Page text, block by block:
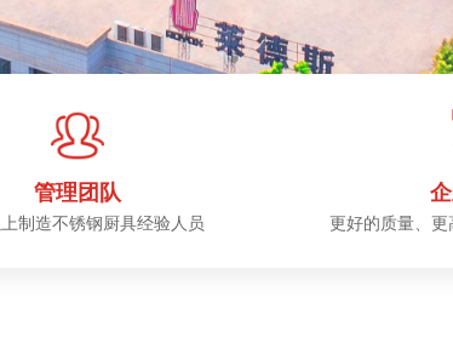
管理团队
制造不锈钢厨具经验人员 更好的质量、